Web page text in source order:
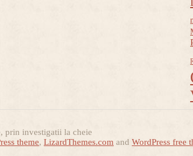
prin investigatii la cheie
theme, LizardThemes.com and WordPress free